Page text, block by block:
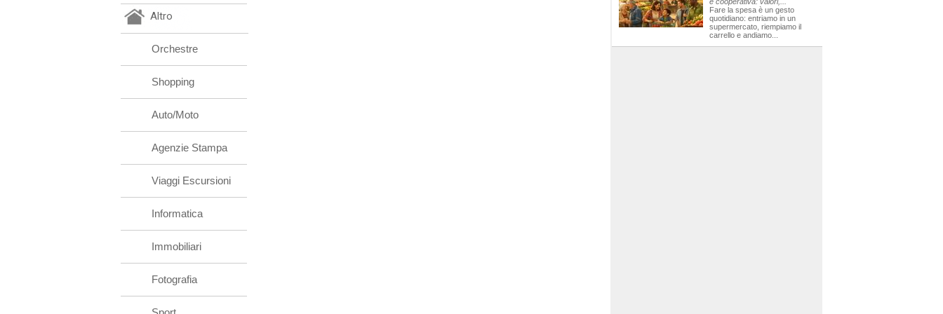
Altro
Orchestre
Shopping
Auto/Moto
Agenzie Stampa
Viaggi Escursioni
Informatica
Immobiliari
Fotografia
Fare la spesa è un gesto
quotidiano: entriamo in un
supermercato, riempiamo il
carrello e andiamo...